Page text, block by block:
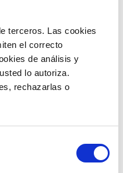
terceros. Las cookies
el correcto
de análisis y
lo autoriza.
rechazarlas o